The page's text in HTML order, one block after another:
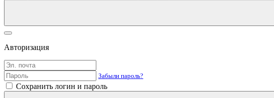
Авторизация
Забыли пароль?
Сохранить логин и пароль